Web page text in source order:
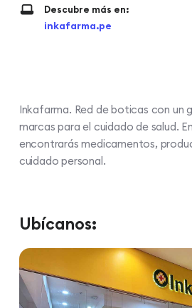
Descubre más en:
inkafarma.pe
Inkafarma. Red de boticas con un
marcas para el cuidado de salud.
encontrarás medicamentos,
cuidado personal.
Ubícanos: